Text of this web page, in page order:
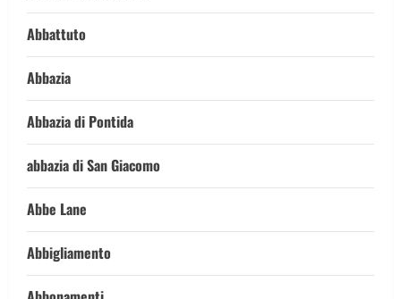
Abbattuto
Abbazia
Abbazia di Pontida
abbazia di San Giacomo
Abbe Lane
Abbigliamento